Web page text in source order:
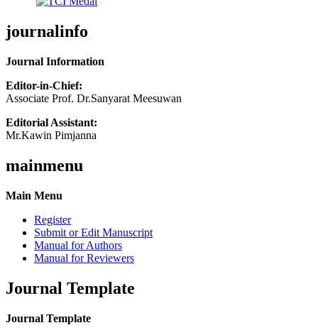
journalinfo
Journal Information
Editor-in-Chief:
Associate Prof. Dr.Sanyarat Meesuwan
Editorial Assistant:
Mr.Kawin Pimjanna
mainmenu
Main Menu
Register
Submit or Edit Manuscript
Manual for Authors
Manual for Reviewers
Journal Template
Journal Template